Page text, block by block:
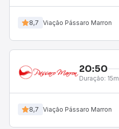
8,7 Viação Pássaro Marron
20:50
Duração: 15m
8,7 Viação Pássaro Marron